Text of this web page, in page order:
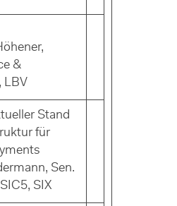
&
LBV
Stand
für
Sen.
SIX